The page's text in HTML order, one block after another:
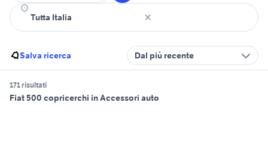
Salva ricerca Dal più recente
171 risultati
Fiat 500 copricerchi in Accessori auto